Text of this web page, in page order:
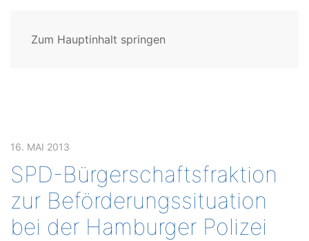
Zum Hauptinhalt springen
16. MAI 2013
SPD-Bürgerschaftsfraktion
zur Beförderungssituation
bei der Hamburger Polizei